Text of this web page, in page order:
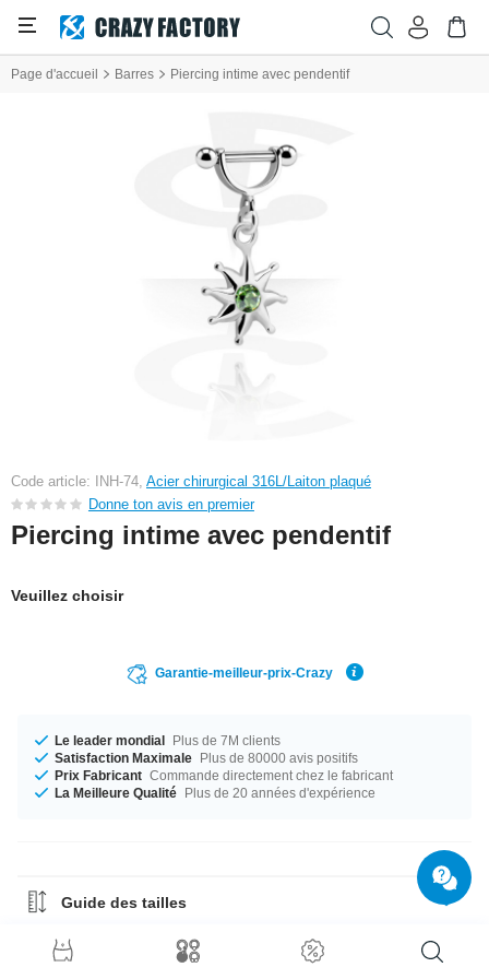
Page d'accueil Barres Piercing intime avec pendentif
Code article: INH-74, Acier chirurgical 316L/Laiton plaqué
Donne ton avis en premier
Piercing intime avec pendentif
Veuillez choisir
Garantie-meilleur-prix-Crazy
Le leader mondial Plus de 7M clients
Satisfaction Maximale Plus de 80000 avis positifs
Prix Fabricant Commande directement chez le fabricant
La Meilleure Qualité Plus de 20 années d'expérience
Guide des tailles
Guide des matériaux